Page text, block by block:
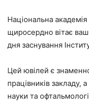
Національна
щиросердно вітає
дня заснування
Цей ювілей є
працівників закладу,
науки та